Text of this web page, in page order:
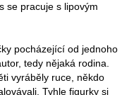
se pracuje s lipovým
pocházející od jednoho
tedy nějaká rodina.
vyráběly ruce, někdo
Tyhle figurky si